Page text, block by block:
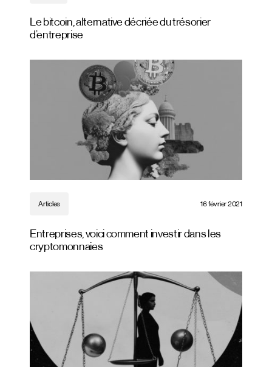
Le bitcoin, alternative décriée du trésorier
d’entreprise
Articles 16 février 2021
Entreprises, voici comment investir dans les
cryptomonnaies